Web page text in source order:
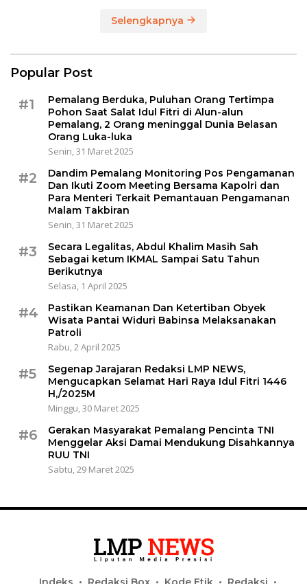
Selengkapnya
Popular Post
#1
Pemalang Berduka, Puluhan Orang Tertimpa
Pohon Saat Salat Idul Fitri di Alun-alun
Pemalang, 2 Orang meninggal Dunia Belasan
Orang Luka-luka
Senin, 31 Maret 2025
#2
Dandim Pemalang Monitoring Pos Pengamanan
Dan Ikuti Zoom Meeting Bersama Kapolri dan
Para Menteri Terkait Pemantauan Pengamanan
Malam Takbiran
Senin, 31 Maret 2025
#3
Secara Legalitas, Abdul Khalim Masih Sah
Sebagai ketum IKMAL Sampai Satu Tahun
Berikutnya
Selasa, 1 April 2025
#4
Pastikan Keamanan Dan Ketertiban Obyek
Wisata Pantai Widuri Babinsa Melaksanakan
Patroli
Rabu, 2 April 2025
#5
Segenap Jarajaran Redaksi LMP NEWS,
Mengucapkan Selamat Hari Raya Idul Fitri 1446
H,/2025M
Minggu, 30 Maret 2025
#6
Gerakan Masyarakat Pemalang Pencinta TNI
Menggelar Aksi Damai Mendukung Disahkannya
RUU TNI
Sabtu, 29 Maret 2025